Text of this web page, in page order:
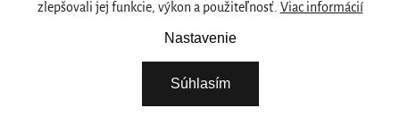
zlepšovali jej funkcie, výkon a použiteľnosť. Viac informácií
Nastavenie
Súhlasím
PREDAJNY